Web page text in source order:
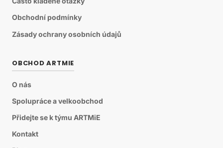
Obchodní podmínky
Zásady ochrany osobních údajů
OBCHOD ARTMIE
O nás
Spolupráce a velkoobchod
Přidejte se k týmu ARTMiE
Kontakt